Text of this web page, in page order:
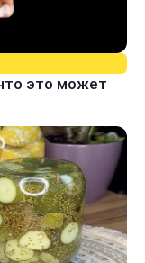
это может